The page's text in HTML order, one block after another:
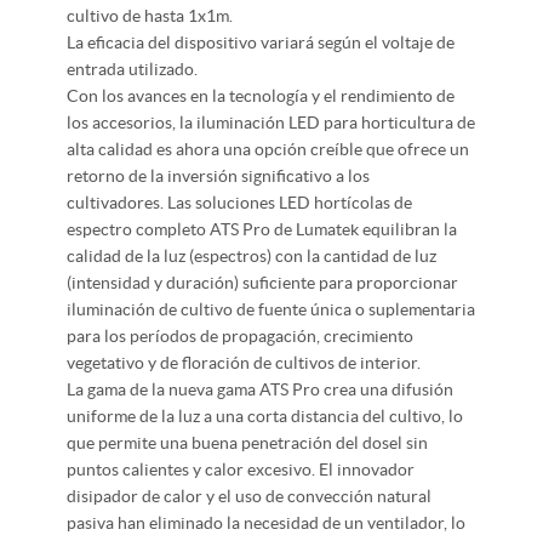
cultivo de hasta 1x1m.
La eficacia del dispositivo variará según el voltaje de
entrada utilizado.
Con los avances en la tecnología y el rendimiento de
los accesorios, la iluminación LED para horticultura de
alta calidad es ahora una opción creíble que ofrece un
retorno de la inversión significativo a los
cultivadores. Las soluciones LED hortícolas de
espectro completo ATS Pro de Lumatek equilibran la
calidad de la luz (espectros) con la cantidad de luz
(intensidad y duración) suficiente para proporcionar
iluminación de cultivo de fuente única o suplementaria
para los períodos de propagación, crecimiento
vegetativo y de floración de cultivos de interior.
La gama de la nueva gama ATS Pro crea una difusión
uniforme de la luz a una corta distancia del cultivo, lo
que permite una buena penetración del dosel sin
puntos calientes y calor excesivo. El innovador
disipador de calor y el uso de convección natural
pasiva han eliminado la necesidad de un ventilador, lo